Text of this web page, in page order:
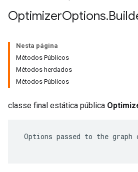
OptimizerOptions.
Nesta página
Métodos Públicos
Métodos herdados
Métodos Públicos
classe final estática pública
Options passed to the graph